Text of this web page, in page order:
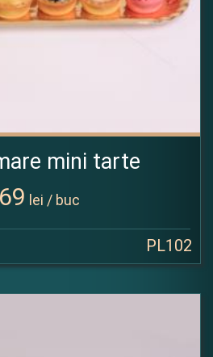
mini tarte
lei / buc
PL102